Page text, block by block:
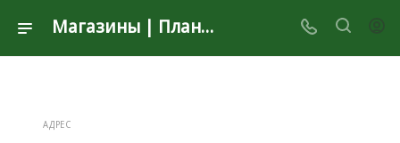
Магазины | Планета Секонд Хенд
АДРЕС